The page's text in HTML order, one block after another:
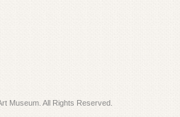
Museum. All Rights Reserved.